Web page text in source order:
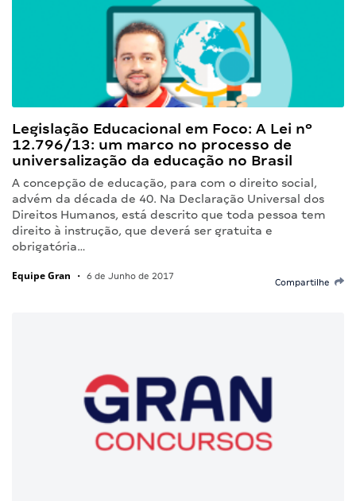
Legislação Educacional em Foco: A Lei nº
12.796/13: um marco no processo de
universalização da educação no Brasil
A concepção de educação, para com o direito social,
advém da década de 40. Na Declaração Universal dos
Direitos Humanos, está descrito que toda pessoa tem
direito à instrução, que deverá ser gratuita e
obrigatória…
Equipe Gran • 6 de Junho de 2017
Compartilhe